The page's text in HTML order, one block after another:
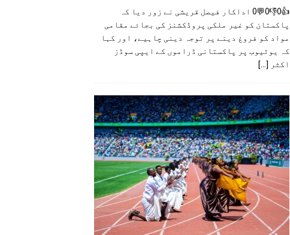
👍0👎0💬0 اداکار فیصل قریشی نے زور دیا کہ
پاکستان کو غیر ملکی پروڈکشنز کی بجائے مقامی
مواد کو فروغ دینے پر توجہ دینی چاہیے، اور کہا
کہ یوٹیوب پر پاکستانی ڈراموں کے ایپی سوڈز
اکثر
[...]